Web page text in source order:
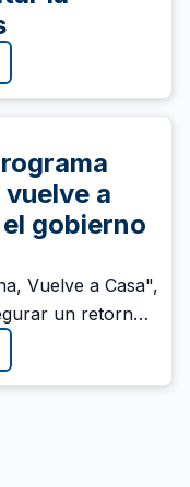
a
gobierno
Vuelve a Casa",
un retorno
que
de las